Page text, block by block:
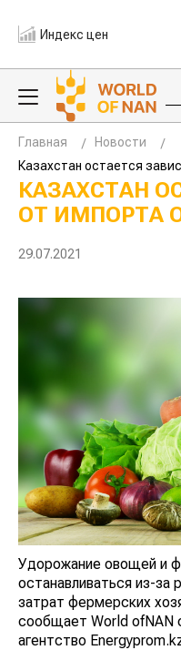
Индекс цен
Главная
Новости
Казахстан остается
КАЗАХСТАН
ОТ ИМПОРТА
29.07.2021
Удорожание овощей и
останавливаться из-за
затрат фермерских
сообщает World ofNAN
агентство